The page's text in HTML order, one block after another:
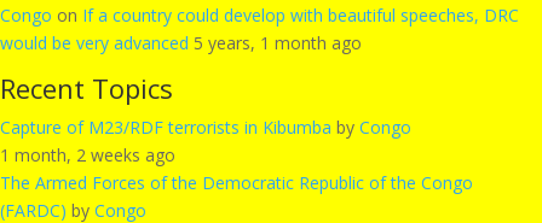
Congo on If a country could develop with beautiful speeches, DRC
would be very advanced 5 years, 1 month ago
Recent Topics
Capture of M23/RDF terrorists in Kibumba by Congo
1 month, 2 weeks ago
The Armed Forces of the Democratic Republic of the Congo
(FARDC) by Congo